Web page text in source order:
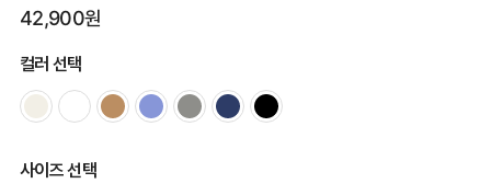
42,900원
컬러 선택
사이즈 선택